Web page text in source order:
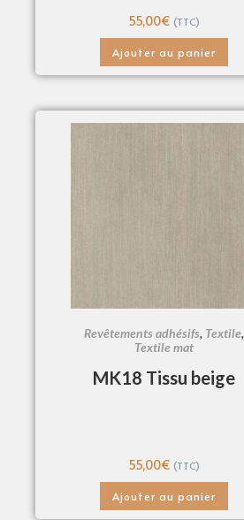
55,00€ (TTC)
Ajouter au panier
Revêtements adhésifs, Textile,
Textile mat
MK18 Tissu beige
55,00€ (TTC)
Ajouter au panier